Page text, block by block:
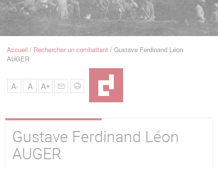
Navigation
Fil
Accueil Rechercher un combattant Gustave Ferdinand Léon
AUGER
A- A A+
Gustave Ferdinand Léon
AUGER